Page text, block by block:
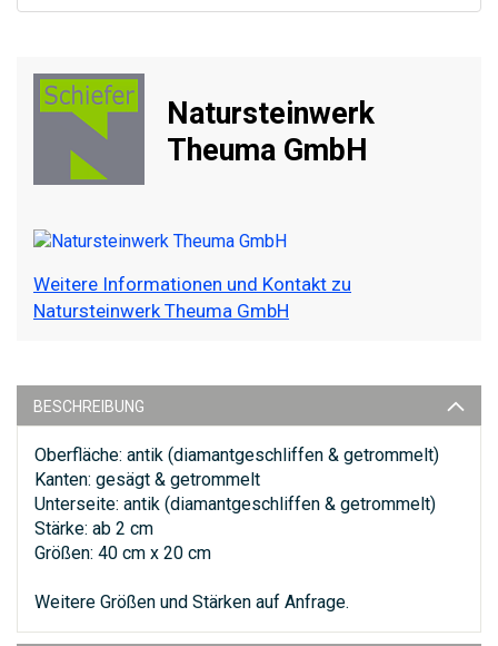
Natursteinwerk
Theuma GmbH
Weitere Informationen und Kontakt zu
Natursteinwerk Theuma GmbH
BESCHREIBUNG
Oberfläche: antik (diamantgeschliffen & getrommelt)
Kanten: gesägt & getrommelt
Unterseite: antik (diamantgeschliffen & getrommelt)
Stärke: ab 2 cm
Größen: 40 cm x 20 cm
Weitere Größen und Stärken auf Anfrage.